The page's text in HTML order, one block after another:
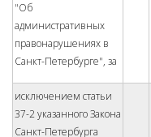
"Об
административных
правонарушениях в
Санкт-Петербурге", за
исключением статьи
37-2 указанного Закона
Санкт-Петербурга